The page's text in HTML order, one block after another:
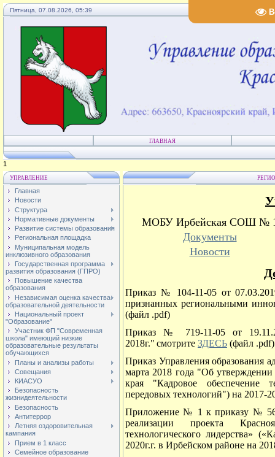
Пятница, 07.08.2026, 05:39
ГЛАВНАЯ
3
УПРАВЛЕНИЕ
Главная
Новости
Структура
Нормативные документы
Развитие системы образования
Региональная площадка
Муниципальная модель
инклюзивного образования
Государственная программа
развития образования (ГПРО)
Повышение качества
образования
Независимая оценка качества
образовательной деятельности
Национальный проект
"Образование"
Участник ФП "Современная
школа" имеющий низкие
образовательные результаты
обучающихся
Планы и анализы работы
Совещания
КИАСУО
Безопасность
жизнидеятельности
Безопасность
Антитеррор
Летняя оздоровительная
кампания
Прием в 1 класс
Семейное образование
МОБУ Ирбейская СОШ №
Документы
Новости
Приказ № 104-11-05 от
признанных региональными
(файл .pdf)
Приказ № 719-11-05 от
2018г." смотрите ЗДЕСЬ (файл .pdf)
Приказ Управления образования
марта 2018 года "Об утверждении
края "Кадровое обеспечение
передовых технологий") на 2017-
Приложение № 1 к приказу № 56
реализации проекта
технологического лидерства»
2020г.г. в Ирбейском районе на